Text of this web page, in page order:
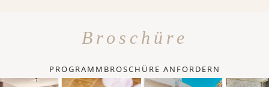
Broschüre
PROGRAMMBROSCHÜRE ANFORDERN